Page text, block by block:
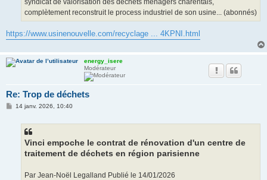
complètement reconstruit le process industriel de son usine... (abonnés)
https://www.usinenouvelle.com/recyclage ... 4KPNI.html
energy_isere
Modérateur
Re: Trop de déchets
M14 janv. 2026, 10:40
Vinci empoche le contrat de rénovation d'un centre de
traitement de déchets en région parisienne
Par Jean-Noël Legalland Publié le 14/01/2026